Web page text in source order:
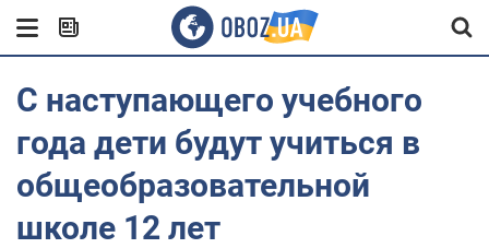
С наступающего учебного
года дети будут учиться в
общеобразовательной
школе 12 лет